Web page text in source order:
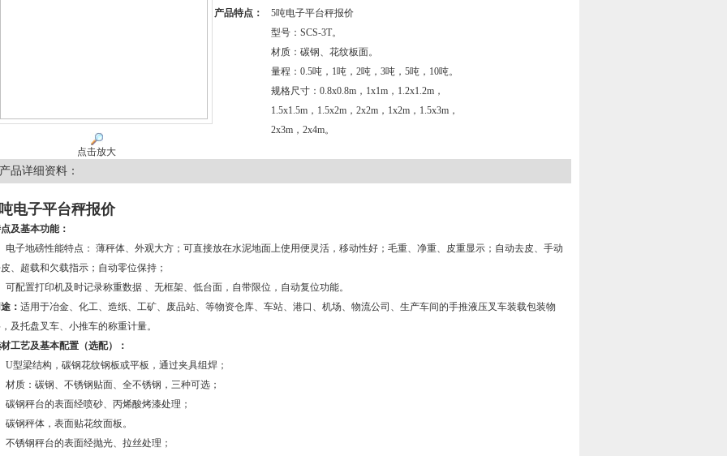
点击放大
产品特点：
5吨电子平台秤报价
型号：SCS-3T。
材质：碳钢、花纹板面。
量程：0.5吨，1吨，2吨，3吨，5吨，10吨。
规格尺寸：0.8x0.8m，1x1m，1.2x1.2m，
1.5x1.5m，1.5x2m，2x2m，1x2m，1.5x3m，
2x3m，2x4m。
产品详细资料：
电子平台秤报价
及基本功能：
电子地磅性能特点： 薄秤体、外观大方；可直接放在水泥地面上使用便灵活，移动性好；毛重、净重、皮重显示；自动去皮、手动
、超载和欠载指示；自动零位保持；
可配置打印机及时记录称重数据 、无框架、低台面，自带限位，自动复位功能。
： 适用于冶金、化工、造纸、工矿、废品站、等物资仓库、车站、港口、机场、物流公司、生产车间的手推液压叉车装载包装物
及托盘叉车、小推车的称重计量。
工艺及基本配置（选配）：
U型梁结构，碳钢花纹钢板或平板，通过夹具组焊；
材质：碳钢、不锈钢贴面、全不锈钢，三种可选；
碳钢秤台的表面经喷砂、丙烯酸烤漆处理；
碳钢秤体，表面贴花纹面板。
不锈钢秤台的表面经抛光、拉丝处理；